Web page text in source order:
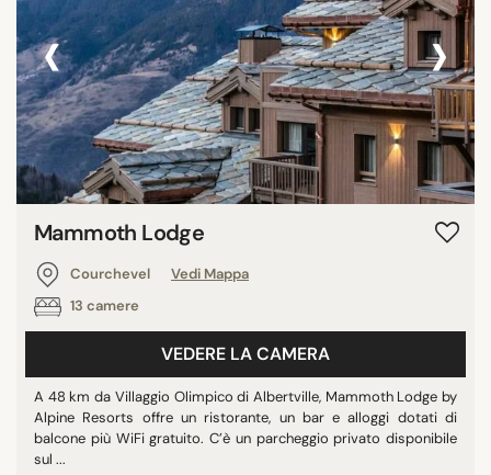
‹ ›
Mammoth Lodge
Courchevel
Vedi Mappa
13 camere
VEDERE LA CAMERA
A 48 km da Villaggio Olimpico di Albertville, Mammoth Lodge by
Alpine Resorts offre un ristorante, un bar e alloggi dotati di
balcone più WiFi gratuito. C’è un parcheggio privato disponibile
sul ...